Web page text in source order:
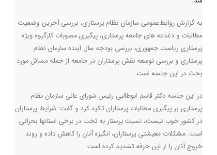
به‌ گزارش روابط‌عمومی سازمان نظام پرستاری، بررسی آخرین وضعیت
مطالبات و دغدعه های جامعه پرستاری، پیگیری مصوبات کارگروه ویژه
پرستاری ریاست جمهوری، بررسی بودجه سال آینده سازمان نظام
پرستاری و بررسی توسعه نقش پرستاران در جامعه از جمله مسائل مورد
بحث در این جلسه است.
در این جلسه دکتر قاسم ابوطالبی رئیس شورای عالی سازمان نظام
پرستاری بر پیگیری مطالبات پرستاران تاکید کرد و گفت: شرایط پرستاران
در کشور خوب نیست، نسبت پرستار به تخت در برخی استانها بحرانی
است. مشکلات معیشتی پرستاران، انگیزه آنان را کاهش داده و روند
خروج آنان را از این حرفه تشدید کرده است.